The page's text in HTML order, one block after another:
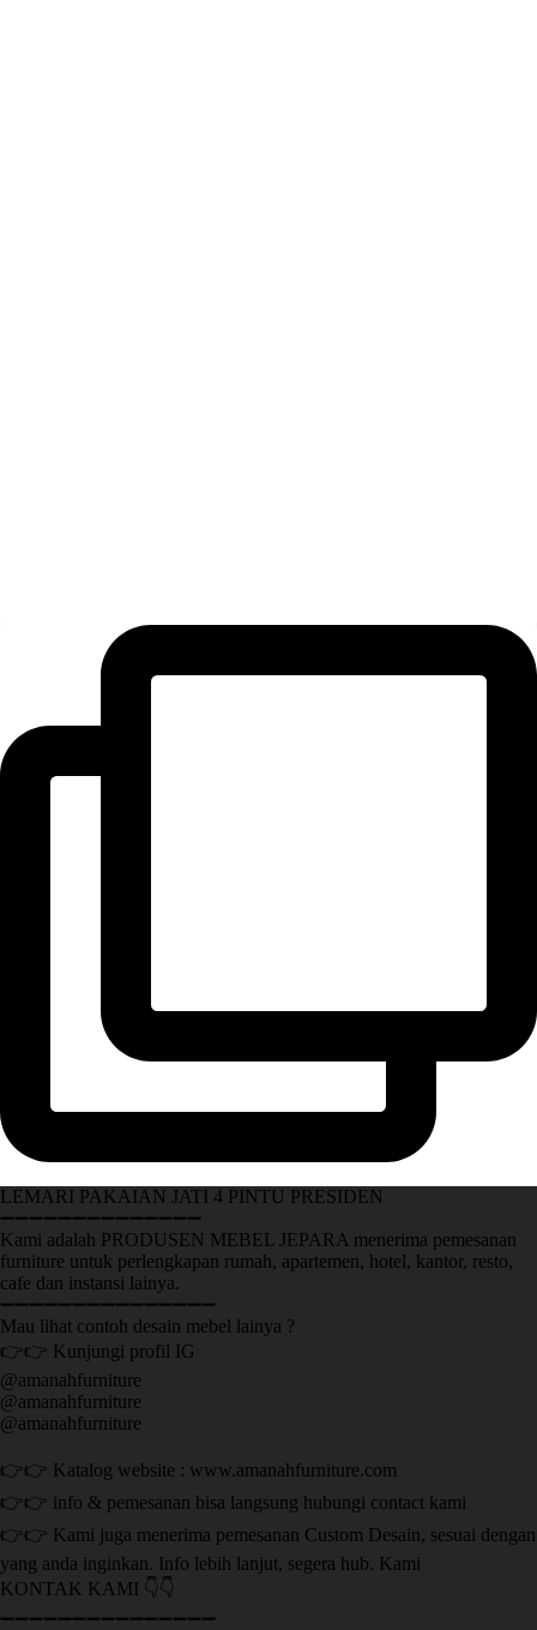
LEMARI PAKAIAN JATI 4 PINTU PRESIDEN
➖➖➖➖➖➖➖➖➖➖➖➖➖➖
Kami adalah PRODUSEN MEBEL JEPARA menerima pemesanan
furniture untuk perlengkapan rumah, apartemen, hotel, kantor, resto,
cafe dan instansi lainya.
➖➖➖➖➖➖➖➖➖➖➖➖➖➖➖
Mau lihat contoh desain mebel lainya ?
👉👉 Kunjungi profil IG
@amanahfurniture
@amanahfurniture
@amanahfurniture
👉👉 Katalog website : www.amanahfurniture.com
👉👉 info & pemesanan bisa langsung hubungi contact kami
👉👉 Kami juga menerima pemesanan Custom Desain, sesuai dengan
yang anda inginkan. Info lebih lanjut, segera hub. Kami
KONTAK KAMI 👇👇
➖➖➖➖➖➖➖➖➖➖➖➖➖➖➖ ㅤ